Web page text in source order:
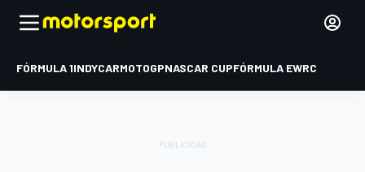
FÓRMULA 1INDYCARMOTOGPNASCAR CUPFÓRMULA EWRC